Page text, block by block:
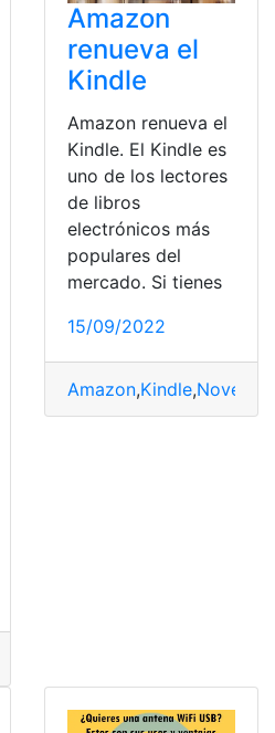
Amazon
renueva el
Kindle
Amazon renueva el
Kindle. El Kindle es
uno de los lectores
de libros
electrónicos más
populares del
mercado. Si tienes
15/09/2022
Amazon,Kindle,